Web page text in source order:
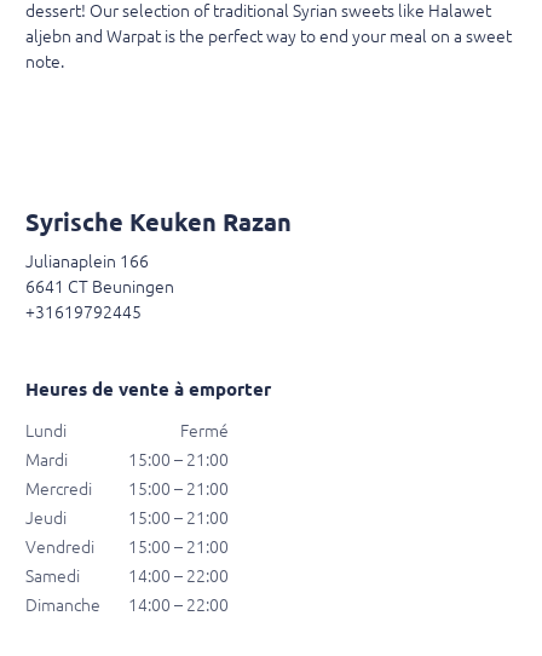
dessert! Our selection of traditional Syrian sweets like Halawet
aljebn and Warpat is the perfect way to end your meal on a sweet
note.
Syrische Keuken Razan
Julianaplein 166
6641 CT Beuningen
+31619792445
Heures de vente à emporter
Lundi
Fermé
Mardi
15:00 – 21:00
Mercredi
15:00 – 21:00
Jeudi
15:00 – 21:00
Vendredi
15:00 – 21:00
Samedi
14:00 – 22:00
Dimanche
14:00 – 22:00